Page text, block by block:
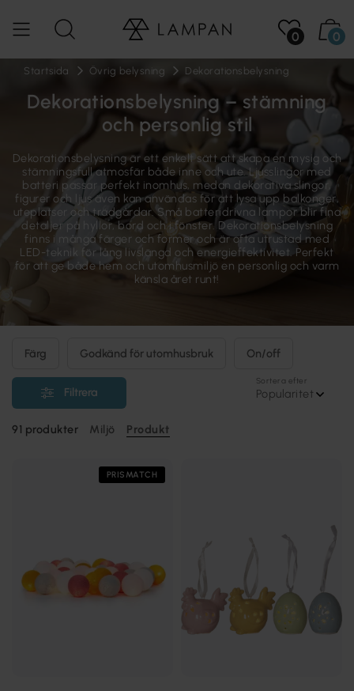
0 0
Startsida Övrig belysning Dekorationsbelysning
Dekorationsbelysning – stämning
och personlig stil
Dekorationsbelysning är ett enkelt sätt att skapa en mysig och
stämningsfull atmosfär både inne och ute. Ljusslingor med
batteri passar perfekt inomhus, medan dekorativa slingor,
figurer och ljus även kan användas för att lysa upp balkonger,
uteplatser och trädgårdar. Små batteridrivna lampor blir fina
detaljer på hyllor, bord och i fönster. Dekorationsbelysning
finns i många färger och former och är ofta utrustad med
LED-teknik för lång livslängd och energieffektivitet. Perfekt
för att ge både hem och utomhusmiljö en personlig och varm
känsla året runt!
Filtrera
Färg Godkänd för utomhusbruk On/off
Sortera efter
Popularitet
91 produkter Miljö Produkt
PRISMATCH